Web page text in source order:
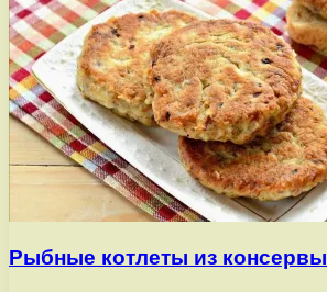
Рыбные котлеты из консервы